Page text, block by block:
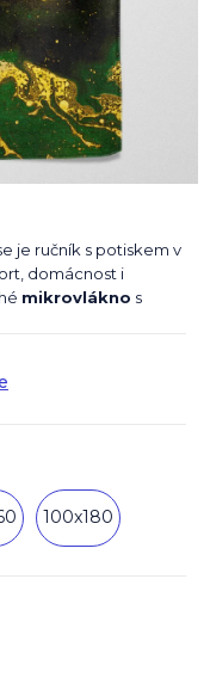
100x180
je ručník s potiskem v
domácnost i
mikrovlákno s